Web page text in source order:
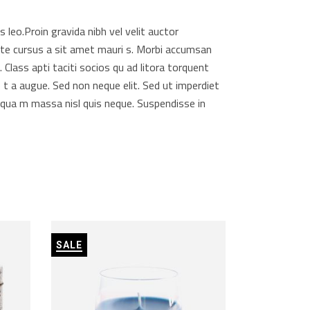
gravida nibh vel velit auctor
cursus a sit amet mauri s. Morbi accumsan
Class apti taciti socios qu ad litora torquent
augue. Sed non neque elit. Sed ut imperdiet
m massa nisl quis neque. Suspendisse in
SALE